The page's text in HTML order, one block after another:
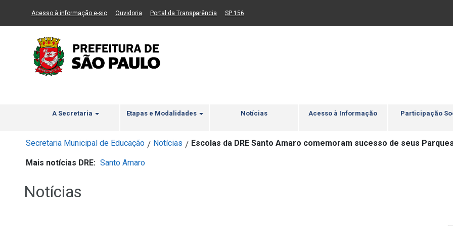
Ir ao Conteúdo Ir para menu principal 2 Ir para busca Ir para rodapé
Acesso à informação e-sic(Link para um novo sítio)
Ouvidoria (Link para um novo sítio)
Portal da Transparência (Link para um novo sítio)
SP 156
A Secretaria Etapas e Modalidades Notícias Acesso à Informação Participação
Secretaria Municipal de Educação / Notícias / Escolas da DRE Santo Amaro comemoram sucesso de seus
Mais notícias DRE: Santo Amaro
Notícias